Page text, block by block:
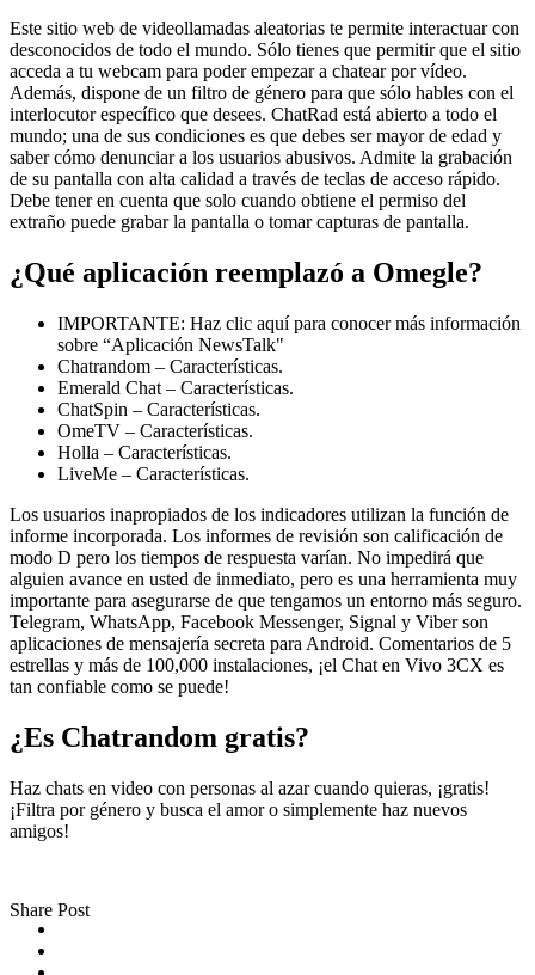
Este sitio web de videollamadas aleatorias te permite interactuar con
desconocidos de todo el mundo. Sólo tienes que permitir que el sitio
acceda a tu webcam para poder empezar a chatear por vídeo.
Además, dispone de un filtro de género para que sólo hables con el
interlocutor específico que desees. ChatRad está abierto a todo el
mundo; una de sus condiciones es que debes ser mayor de edad y
saber cómo denunciar a los usuarios abusivos. Admite la grabación
de su pantalla con alta calidad a través de teclas de acceso rápido.
Debe tener en cuenta que solo cuando obtiene el permiso del
extraño puede grabar la pantalla o tomar capturas de pantalla.
¿Qué aplicación reemplazó a Omegle?
IMPORTANTE: Haz clic aquí para conocer más información
sobre “Aplicación NewsTalk"
Chatrandom – Características.
Emerald Chat – Características.
ChatSpin – Características.
OmeTV – Características.
Holla – Características.
LiveMe – Características.
Los usuarios inapropiados de los indicadores utilizan la función de
informe incorporada. Los informes de revisión son calificación de
modo D pero los tiempos de respuesta varían. No impedirá que
alguien avance en usted de inmediato, pero es una herramienta muy
importante para asegurarse de que tengamos un entorno más seguro.
Telegram, WhatsApp, Facebook Messenger, Signal y Viber son
aplicaciones de mensajería secreta para Android. Comentarios de 5
estrellas y más de 100,000 instalaciones, ¡el Chat en Vivo 3CX es
tan confiable como se puede!
¿Es Chatrandom gratis?
Haz chats en video con personas al azar cuando quieras, ¡gratis!
¡Filtra por género y busca el amor o simplemente haz nuevos
amigos!
Share Post